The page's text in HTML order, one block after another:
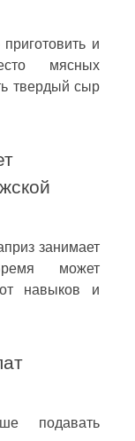
и
мясных
твердый сыр
занимает
может
навыков и
подавать